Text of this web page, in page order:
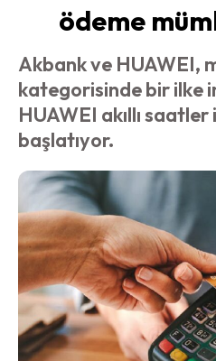
ödeme
Akbank ve HUAWEI,
kategorisinde bir ilke
HUAWEI akıllı
başlatıyor.